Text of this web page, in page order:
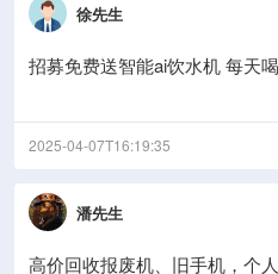
徐先生
招募免费送智能ai饮水机 每天
2025-04-07T16:19:35
潘先生
高价回收报废机、旧手机，个